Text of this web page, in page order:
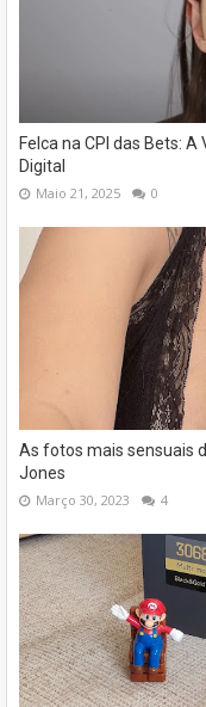
Felca na CPI das Bets:
Digital
Maio 21, 2025 0
As fotos mais sensuais
Jones
Março 30, 2023 4